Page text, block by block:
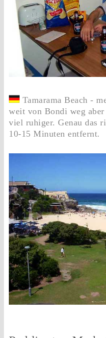
Tamarama Beach -
weit von Bondi weg
viel ruhiger. Genau das
10-15 Minuten entfernt.